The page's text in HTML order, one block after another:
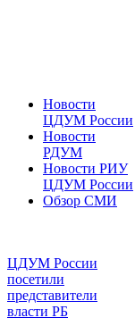
Новости
ЦДУМ России
Новости
РДУМ
Новости РИУ
ЦДУМ России
Обзор СМИ
ЦДУМ России
посетили
представители
власти РБ